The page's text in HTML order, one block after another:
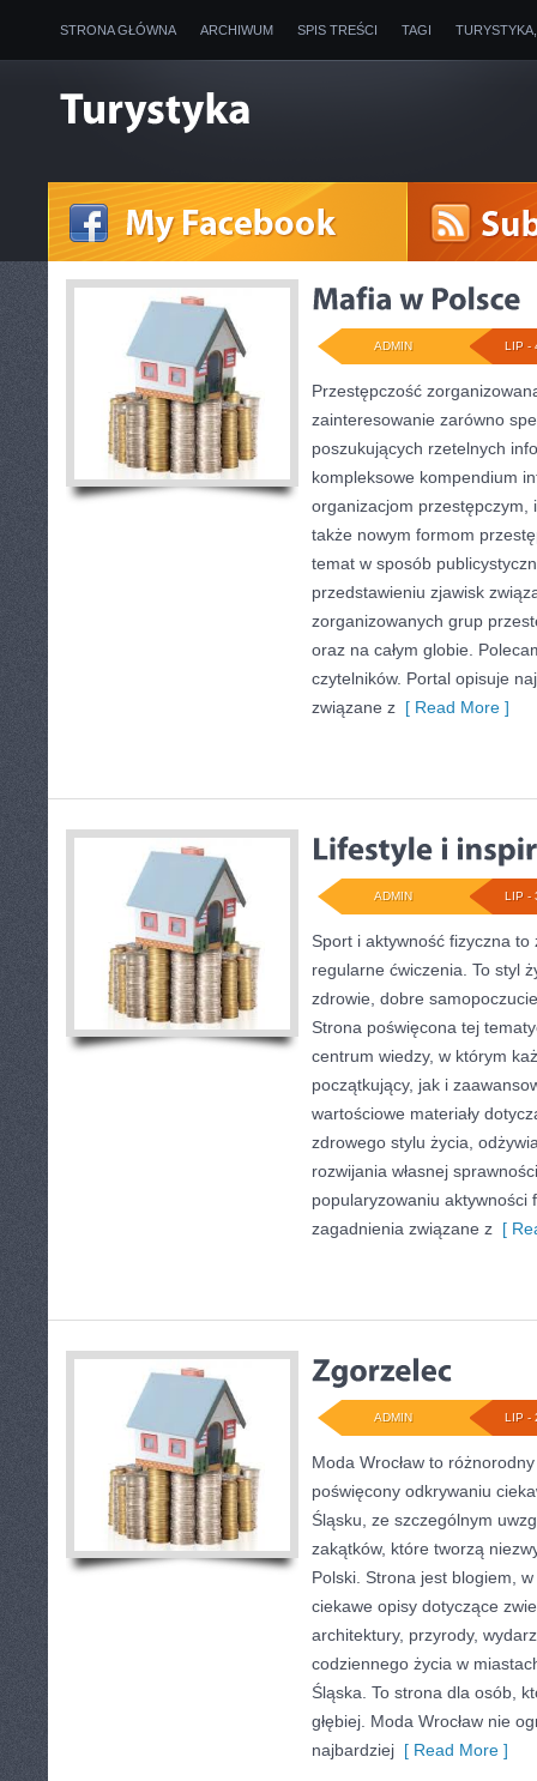
STRONA GŁÓWNA ARCHIWUM SPIS TREŚCI TAGI
LIP -
ADMIN
Przestępczość
zainteresowanie zarówno
poszukujących rzetelnych
kompleksowe kompendium
organizacjom przestępczym,
także nowym formom
temat w sposób
przedstawieniu zjawisk
zorganizowanych grup
oraz na całym globie.
czytelników. Portal opisuje
związane z [ Read More ]
LIP -
ADMIN
Sport i aktywność fizyczna
regularne ćwiczenia. To styl
zdrowie, dobre
Strona poświęcona tej
centrum wiedzy, w którym
początkujący, jak i
wartościowe materiały
zdrowego stylu życia,
rozwijania własnej
popularyzowaniu aktywności
zagadnienia związane z [
LIP -
ADMIN
Moda Wrocław to
poświęcony odkrywaniu
Śląsku, ze szczególnym
zakątków, które tworzą
Polski. Strona jest blogiem,
ciekawe opisy dotyczące
architektury, przyrody,
codziennego życia w
Śląska. To strona dla osób,
głębiej. Moda Wrocław nie
najbardziej [ Read More ]